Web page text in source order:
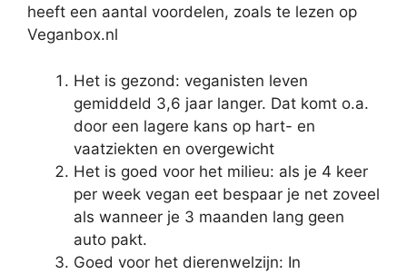
heeft een aantal voordelen, zoals te lezen op
Veganbox.nl
Het is gezond: veganisten leven
gemiddeld 3,6 jaar langer. Dat komt o.a.
door een lagere kans op hart- en
vaatziekten en overgewicht
Het is goed voor het milieu: als je 4 keer
per week vegan eet bespaar je net zoveel
als wanneer je 3 maanden lang geen
auto pakt.
Goed voor het dierenwelzijn: In